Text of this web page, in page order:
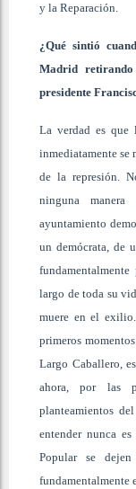
y la Reparación.
¿Qué sintió
Madrid
presidente
La verdad es que
inmediatamente se
de la represión.
ninguna
ayuntamiento
un demócrata, de
largo de toda su
muere en el
primeros
Largo Caballero,
ahora, por las
planteamientos
entender nunca
Popular se
fundamentalmente